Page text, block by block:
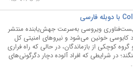
ویروسی به‌سرعت جهش‌یابنده منتشر
خونین می‌شود و نیروهای امنیتی کل
کوچکی از بازماندگان، در حالی که راه فراری
در شرایطی که افراد آلوده دچار دگرگونی‌های